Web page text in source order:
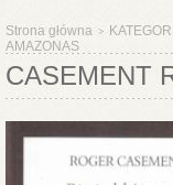
Strona główna >
AMAZONAS
CASEMENT